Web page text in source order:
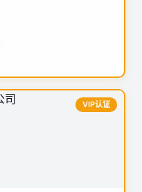
VIP认证